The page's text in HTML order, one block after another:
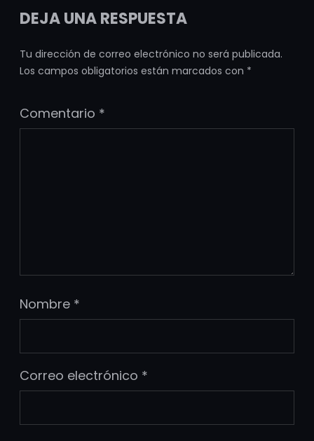
DEJA UNA RESPUESTA
Tu dirección de correo electrónico no será publicada.
Los campos obligatorios están marcados con *
Comentario *
Nombre *
Correo electrónico *